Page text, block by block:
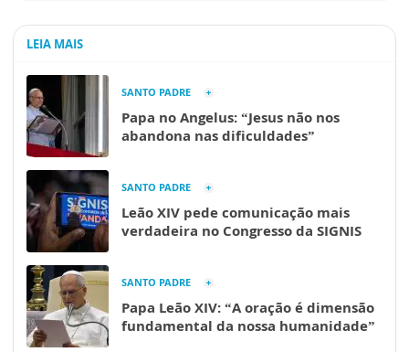
LEIA MAIS
SANTO PADRE
Papa no Angelus: “Jesus não nos
abandona nas dificuldades”
SANTO PADRE
Leão XIV pede comunicação mais
verdadeira no Congresso da SIGNIS
SANTO PADRE
Papa Leão XIV: “A oração é dimensão
fundamental da nossa humanidade”